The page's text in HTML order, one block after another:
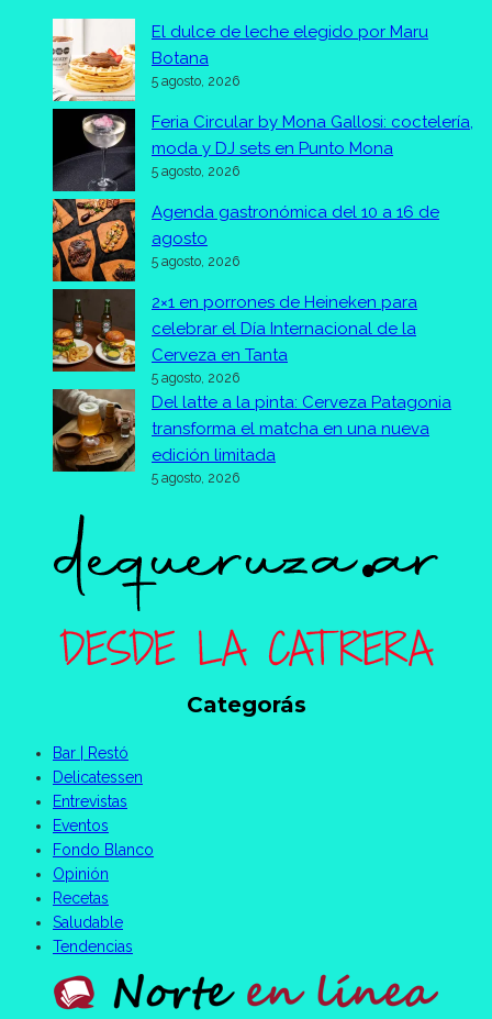
El dulce de leche elegido por Maru
Botana
5 agosto, 2026
Feria Circular by Mona Gallosi: coctelería,
moda y DJ sets en Punto Mona
5 agosto, 2026
Agenda gastronómica del 10 a 16 de
agosto
5 agosto, 2026
2×1 en porrones de Heineken para
celebrar el Día Internacional de la
Cerveza en Tanta
5 agosto, 2026
Del latte a la pinta: Cerveza Patagonia
transforma el matcha en una nueva
edición limitada
5 agosto, 2026
Categorás
Bar | Restó
Delicatessen
Entrevistas
Eventos
Fondo Blanco
Opinión
Recetas
Saludable
Tendencias